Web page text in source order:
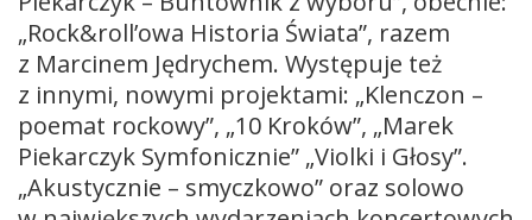
„Rock&roll’owa Historia Świata”, razem
z Marcinem Jędrychem. Występuje też
z innymi, nowymi projektami: „Klenczon –
poemat rockowy”, „10 Kroków”, „Marek
Piekarczyk Symfonicznie” „Violki i Głosy”.
„Akustycznie – smyczkowo” oraz solowo